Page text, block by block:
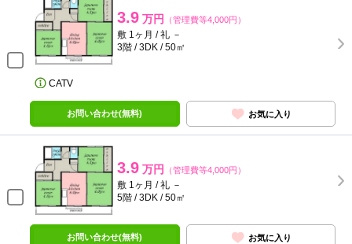
3.9 万円 （管理費等4,000円）
敷 1ヶ月 / 礼 －
3階 / 3DK / 50㎡
CATV
お問い合わせ(無料) お気に入り
3.9 万円 （管理費等4,000円）
敷 1ヶ月 / 礼 －
5階 / 3DK / 50㎡
お問い合わせ(無料) お気に入り